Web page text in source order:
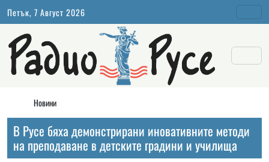
Петък, 7 Август 2026
Новини
В Русе бяха демонстрирани иновативните методи
на преподаване в детските градини и училища